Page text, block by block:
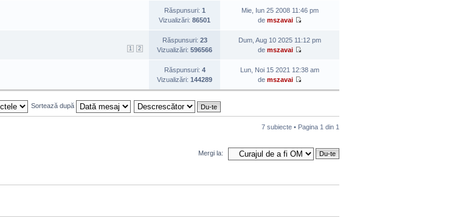
Răspunsuri: 1
Vizualizări: 86501
Mie, Iun 25 2008 11:46 pm
de mszavai
1 2
Răspunsuri: 23
Vizualizări: 596566
Dum, Aug 10 2025 11:12 pm
de mszavai
Răspunsuri: 4
Vizualizări: 144289
Lun, Noi 15 2021 12:38 am
de mszavai
Sortează după
7 subiecte • Pagina 1 din 1
Mergi la: